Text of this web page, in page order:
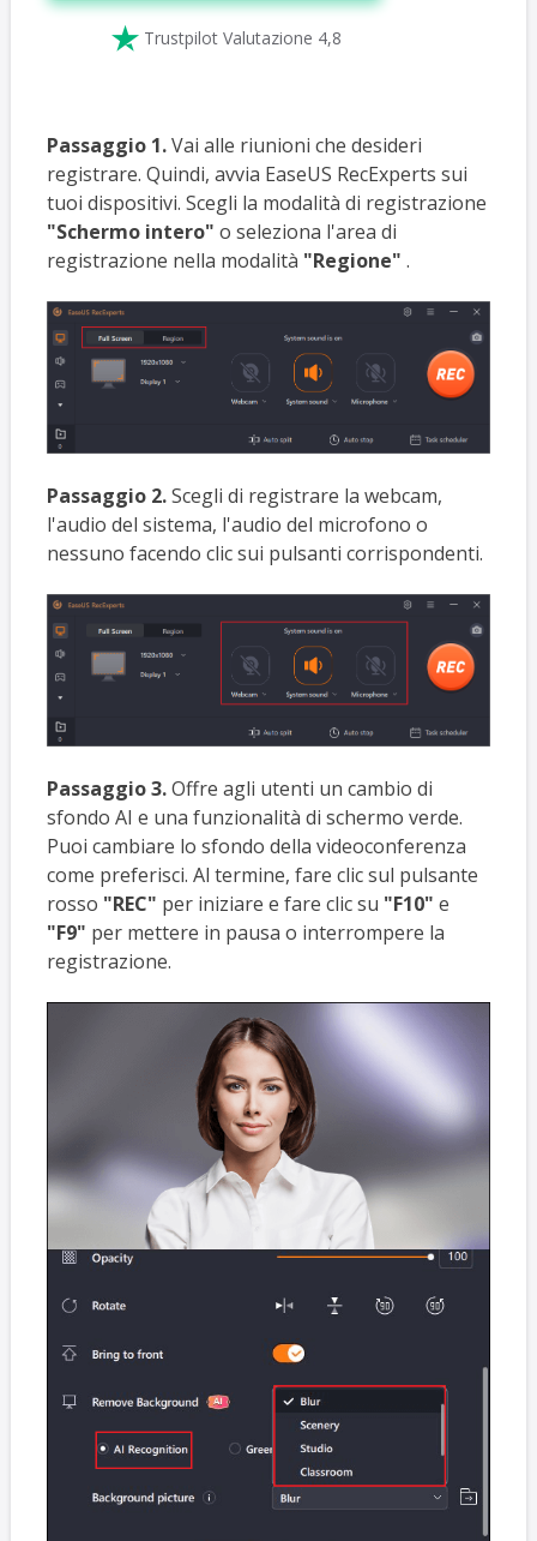
 Trustpilot Valutazione 4,8
Passaggio 1.Vai alle riunioni che desideri
registrare. Quindi, avvia EaseUS RecExperts sui
tuoi dispositivi. Scegli la modalità di registrazione
"Schermo intero" o seleziona l'area di
registrazione nella modalità "Regione" .
Passaggio 2.Scegli di registrare la webcam,
l'audio del sistema, l'audio del microfono o
nessuno facendo clic sui pulsanti corrispondenti.
Passaggio 3.Offre agli utenti un cambio di
sfondo AI e una funzionalità di schermo verde.
Puoi cambiare lo sfondo della videoconferenza
come preferisci. Al termine, fare clic sul pulsante
rosso "REC" per iniziare e fare clic su "F10" e
"F9" per mettere in pausa o interrompere la
registrazione.